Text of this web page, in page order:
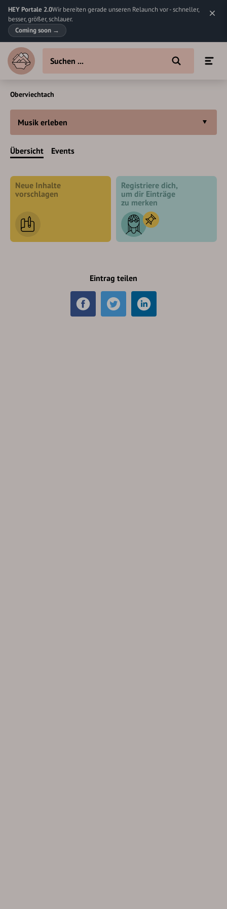
HEY Portale 2.0Wir bereiten gerade unseren Relaunch vor - schneller,
besser, größer, schlauer.
Coming soon →
Oberviechtach
Musik erleben
Übersicht Events
Neue Inhalte
vorschlagen
Registriere dich,
um dir Einträge
zu merken
Eintrag teilen